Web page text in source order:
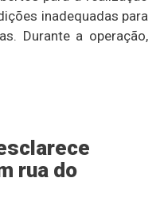
inadequadas para
Durante a operação,
rua do